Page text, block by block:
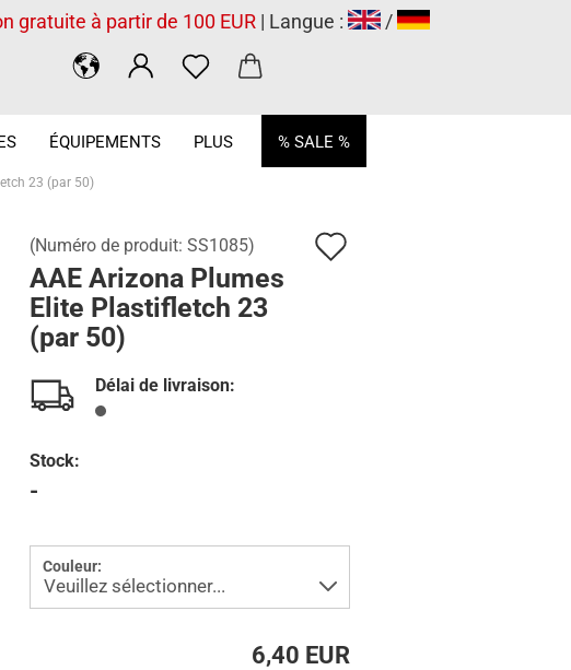
gratuite à partir de 100 EUR | Langue : /
ÉQUIPEMENTS % SALE %
PLUS
23 (par 50)
(Numéro de produit: SS1085)
AAE Arizona Plumes
Elite Plastifletch 23
(par 50)
Délai de livraison:
Stock:
-
Couleur:
6,40 EUR